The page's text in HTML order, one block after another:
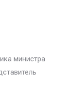
министра